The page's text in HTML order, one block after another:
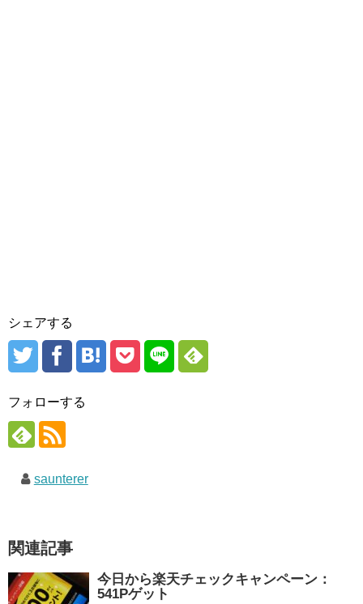
シェアする
フォローする
saunterer
関連記事
今日から楽天チェックキャンペーン：
541Pゲット